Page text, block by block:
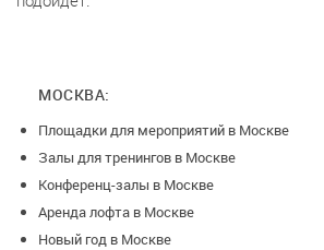
МОСКВА:
Площадки для мероприятий в Москве
Залы для тренингов в Москве
Конференц-залы в Москве
Аренда лофта в Москве
Новый год в Москве